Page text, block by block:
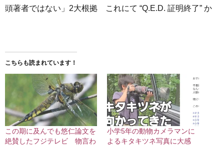
頭著者ではない」2大根拠 これにて “Q.E.D. 証明終了” か
こちらも読まれています！
この期に及んでも悠仁論文を
絶賛したフジテレビ 物言わ
小学5年の動物カメラマンに
よるキタキツネ写真に大感